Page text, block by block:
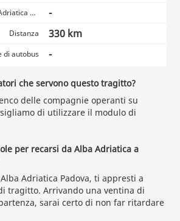
Durata autobus Alba Adriatica Padova -
Distanza 330 km
di autobus -
che servono questo tragitto?
delle compagnie operanti su
di utilizzare il modulo di
per recarsi da Alba Adriatica a
Adriatica Padova, ti appresti a
tragitto. Arrivando una ventina di
sarai certo di non far ritardare